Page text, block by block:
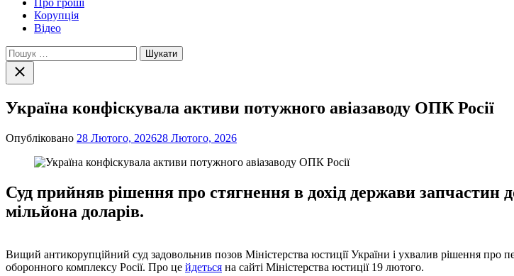
Про гроші
Корупція
Відео
Пошук:
Закрити
пошук
Україна конфіскувала активи потужного авіазаводу ОПК Росії
Опубліковано 28 Лютого, 202628 Лютого, 2026
Суд прийняв рішення про стягнення в дохід держави запчастин
мільйона доларів.
Вищий антикорупційний суд задовольнив позов Міністерства юстиції України і ухвалив рішення про
оборонного комплексу Росії. Про це йдеться на сайті Міністерства юстиції 19 лютого.